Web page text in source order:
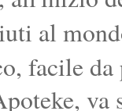
al
facile
va